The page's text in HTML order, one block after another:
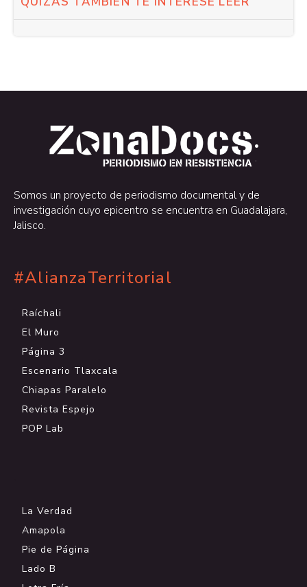
.
.
Somos un proyecto de periodismo documental y de
investigación cuyo epicentro se encuentra en Guadalajara,
Jalisco.
#AlianzaTerritorial
Raíchali
El Muro
Página 3
Escenario Tlaxcala
Chiapas Paralelo
Revista Espejo
POP Lab
La Verdad
Amapola
Pie de Página
Lado B